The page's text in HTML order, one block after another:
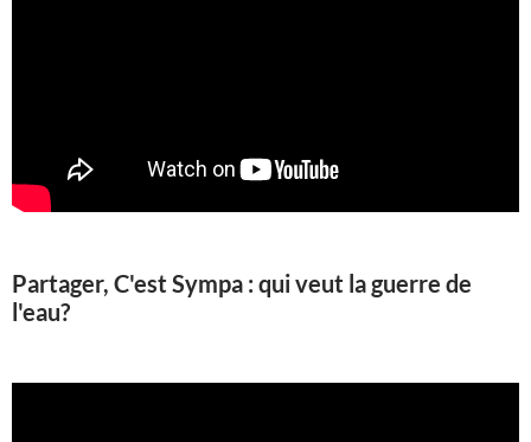
Partager, C'est Sympa : qui veut la guerre de
l'eau?